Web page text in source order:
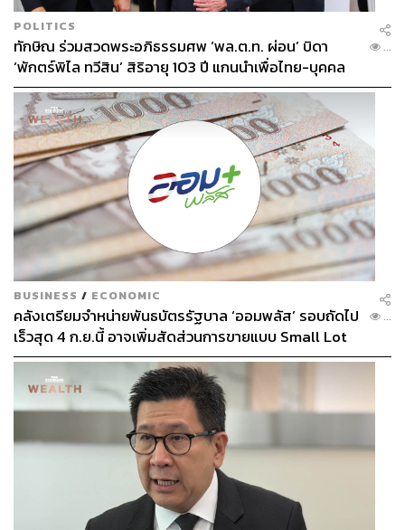
ไม่พรีเมียม ไม่รอด
ตัดภาพกลับมาที่ฝั่งบรรดาผู้สร้างระบบสตรีมมิงต่างๆ ก็
พยายามจะสร้างโลกและจักรวาลของตัวเองให้สำเร็จ โดยมี
อาวุธหลักอยู่ที่ราคาที่ถูกกว่า และความสะดวกสบายมากกว่า
แต่สิ่งที่พวกเขาอาจจะขาดมีอย่างเดียวคือ คอนเทนต์ออริจินัล
ที่เป็นของตัวเอง (คือคอนเทนต์ไม่ใช่การเอาหนังสตูดิโออื่น
มาฉายเหมือนร้านเช่าวิดีโอ เพราะมีสิทธิ์จะถูกหักหลังสูง
มาก อย่างที่ Disney+ ยึดหนังสังกัดตัวเองจำนวนมากจาก
Netflix กลับไปยังแชนแนลของตัวเองเพื่อจะทำลายคู่แข่ง)
สร้างคอนเทนต์ตัวเองขึ้นมาได้อย่างเดียวไม่พอ ต้องทำให้
คอนเทนต์มีความน่าเชื่อเทียบเท่ากับหนังโรงปกติด้วย เพราะ
การรับรู้ของคนที่มีต่อหนังสตรีมมิงนั้น พวกเขาก็ยังรู้สึกว่า
มันเป็นหนังทีวีดูฟรีอยู่ดี แม้ว่าโปรดักชันของมันจะยิ่งใหญ่
หรือถูกกำกับโดยผู้กำกับชื่อดัง ฉะนั้นบรรดาสตรีมมิงต่างๆ ก็
ยังคงต้องพยายามเอาออริจินัลคอนเทนต์เหล่านั้นไปชุบตัว
ด้วยการเอาเข้าโรงภาพยนตร์ตามปกติ และถ้าหากเป็นไปได้
ก็จะพยายามผลักดันให้ไปถึงเวทีรางวัลอย่างออสการ์ ซึ่งจะ
เป็นการยกสถานะให้หนังสตรีมมิงเทียบเท่าได้กับหนังโรง
ปกติในสายตาคนดูทั่วไป
POLITICS
ทักษิณ ร่วมสวดพระอภิธรรมศพ ‘พล.ต.ท. ผ่อน’ บิดา
‘พักตร์พิไล ทวีสิน’ สิริอายุ 103 ปี แกนนำเพื่อไทย-บุคคล
หลากวงการร่วมอาลัย
...
BUSINESS / ECONOMIC
คลังเตรียมจำหน่ายพันธบัตรรัฐบาล ‘ออมพลัส’ รอบถัดไป
เร็วสุด 4 ก.ย.นี้ อาจเพิ่มสัดส่วนการขายแบบ Small Lot
First มากขึ้น
...